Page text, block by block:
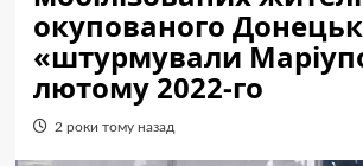
окупованого
«штурмували
лютому 2022-го
2 роки тому назад